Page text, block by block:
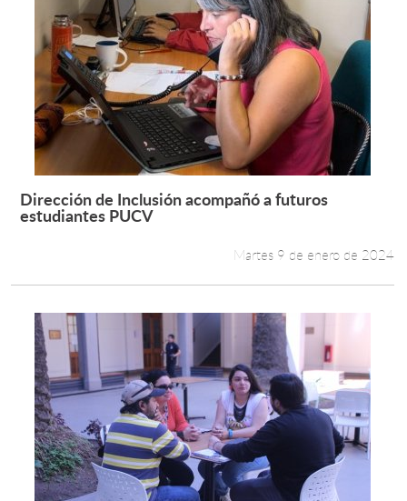
Leer más +
Dirección de Inclusión acompañó a futuros
estudiantes PUCV
Martes 9 de enero de 2024